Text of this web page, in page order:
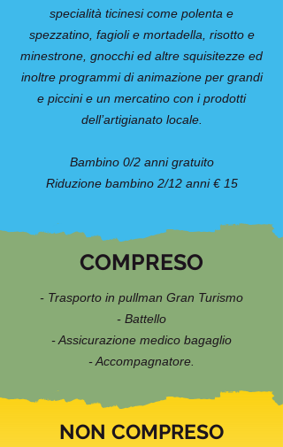
specialità ticinesi come polenta e
spezzatino, fagioli e mortadella, risotto e
minestrone, gnocchi ed altre squisitezze ed
inoltre programmi di animazione per grandi
e piccini e un mercatino con i prodotti
dell’artigianato locale.
Bambino 0/2 anni gratuito
Riduzione bambino 2/12 anni € 15
COMPRESO
- Trasporto in pullman Gran Turismo
- Battello
- Assicurazione medico bagaglio
- Accompagnatore.
NON COMPRESO